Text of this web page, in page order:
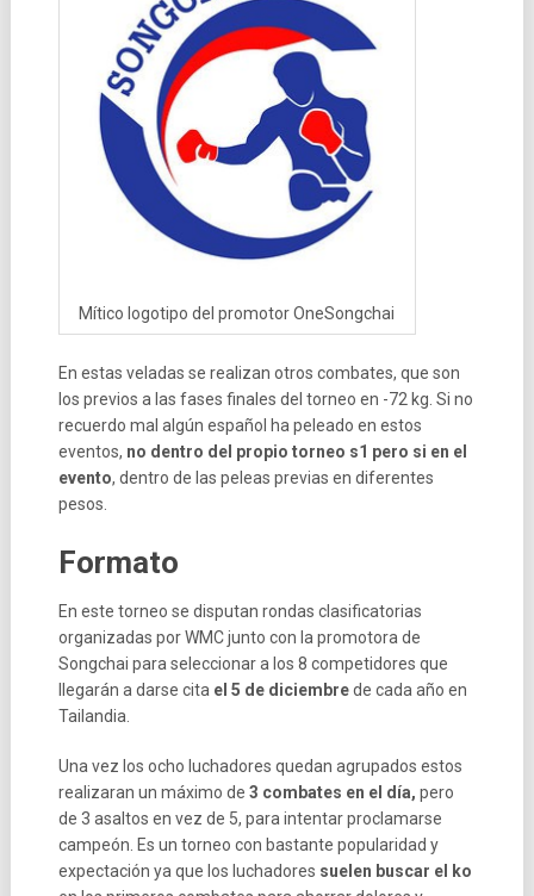
Mítico logotipo del promotor OneSongchai
En estas veladas se realizan otros combates, que son
los previos a las fases finales del torneo en -72 kg. Si no
recuerdo mal algún español ha peleado en estos
eventos, no dentro del propio torneo s1 pero si en el
evento, dentro de las peleas previas en diferentes
pesos.
Formato
En este torneo se disputan rondas clasificatorias
organizadas por WMC junto con la promotora de
Songchai para seleccionar a los 8 competidores que
llegarán a darse cita el 5 de diciembrede cada año en
Tailandia.
Una vez los ocho luchadores quedan agrupados estos
realizaran un máximo de 3 combates en el día, pero
de 3 asaltos en vez de 5, para intentar proclamarse
campeón. Es un torneo con bastante popularidad y
expectación ya que los luchadores suelen buscar el ko